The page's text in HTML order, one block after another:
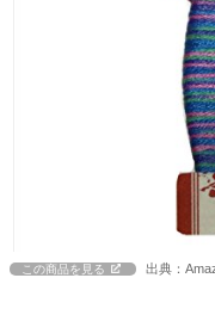
この商品を見る 出典：